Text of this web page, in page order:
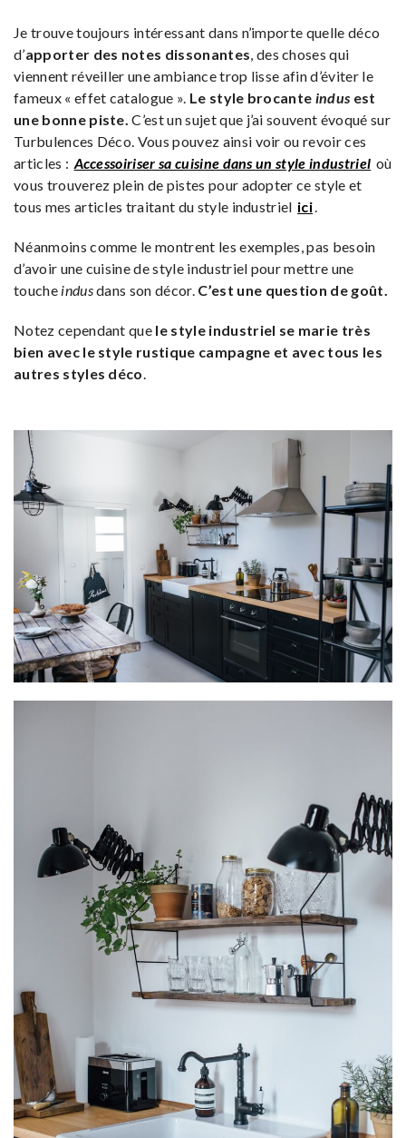
Je trouve toujours intéressant dans n’importe quelle déco
d’apporter des notes dissonantes, des choses qui
viennent réveiller une ambiance trop lisse afin d’éviter le
fameux « effet catalogue ». Le style brocante indus est
une bonne piste. C’est un sujet que j’ai souvent évoqué sur
Turbulences Déco. Vous pouvez ainsi voir ou revoir ces
articles : Accessoiriser sa cuisine dans un style industriel où
vous trouverez plein de pistes pour adopter ce style et
tous mes articles traitant du style industriel ici.
Néanmoins comme le montrent les exemples, pas besoin
d’avoir une cuisine de style industriel pour mettre une
touche indusdans son décor. C’est une question de goût.
Notez cependant que le style industriel se marie très
bien avec le style rustique campagne et avec tous les
autres styles déco.